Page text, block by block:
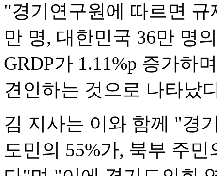
"경기연구원에 따르면
만 명, 대한민국 36만 명
GRDP가 1.11%p 증가하
견인하는 것으로 나타났
김 지사는 이와 함께 "경
도민의 55%가, 북부 주